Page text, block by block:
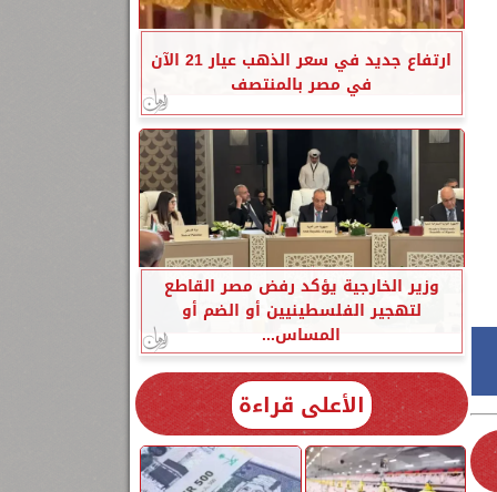
ارتفاع جديد في سعر الذهب عيار 21 الآن
في مصر بالمنتصف
وزير الخارجية يؤكد رفض مصر القاطع
لتهجير الفلسطينيين أو الضم أو
المساس...
الأعلى قراءة